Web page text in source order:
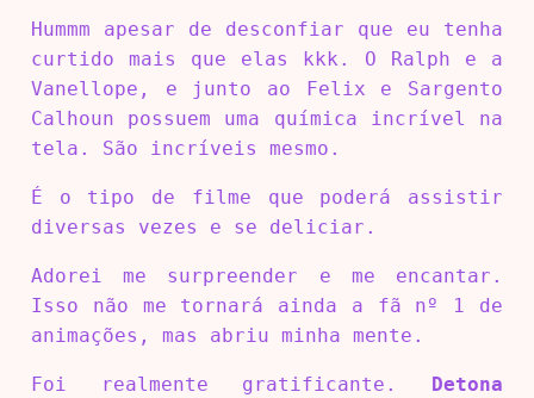
Hummm apesar de desconfiar que eu tenha
curtido mais que elas kkk. O Ralph e a
Vanellope, e junto ao Felix e Sargento
Calhoun possuem uma química incrível na
tela. São incríveis mesmo.
É o tipo de filme que poderá assistir
diversas vezes e se deliciar.
Adorei me surpreender e me encantar.
Isso não me tornará ainda a fã nº 1 de
animações, mas abriu minha mente.
Foi realmente gratificante.
Detona